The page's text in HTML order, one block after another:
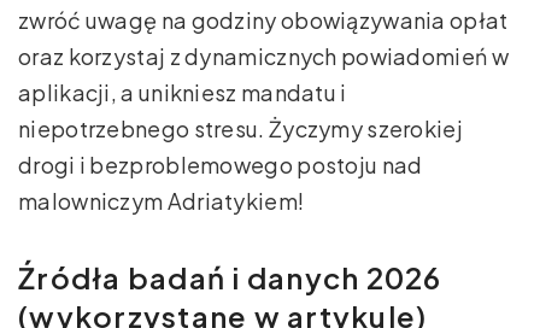
zwróć uwagę na godziny obowiązywania opłat
oraz korzystaj z dynamicznych powiadomień w
aplikacji, a unikniesz mandatu i
niepotrzebnego stresu. Życzymy szerokiej
drogi i bezproblemowego postoju nad
malowniczym Adriatykiem!
Źródła badań i danych 2026
(wykorzystane w artykule)